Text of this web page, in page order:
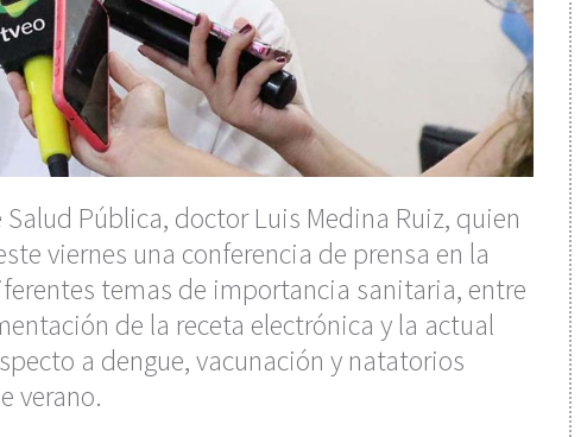
Pública, doctor Luis Medina Ruiz, quien
viernes una conferencia de prensa en la
temas de importancia sanitaria, entre
de la receta electrónica y la actual
a dengue, vacunación y natatorios
verano.